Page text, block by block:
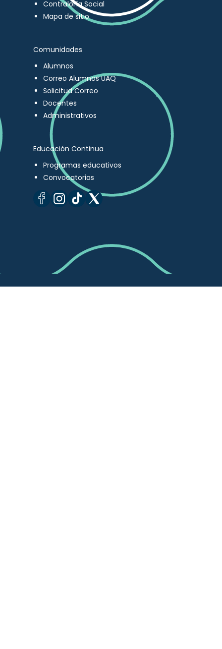
Contraloría Social
Mapa de sitio
Comunidades
Alumnos
Correo Alumnos UAQ
Solicitud Correo
Docentes
Administrativos
Educación Continua
Programas educativos
Convocatorias